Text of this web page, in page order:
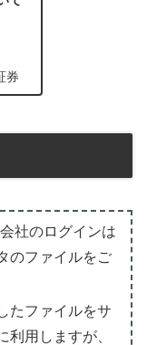
券
社のログインは
のファイルをご
たファイルをサ
利用しますが、